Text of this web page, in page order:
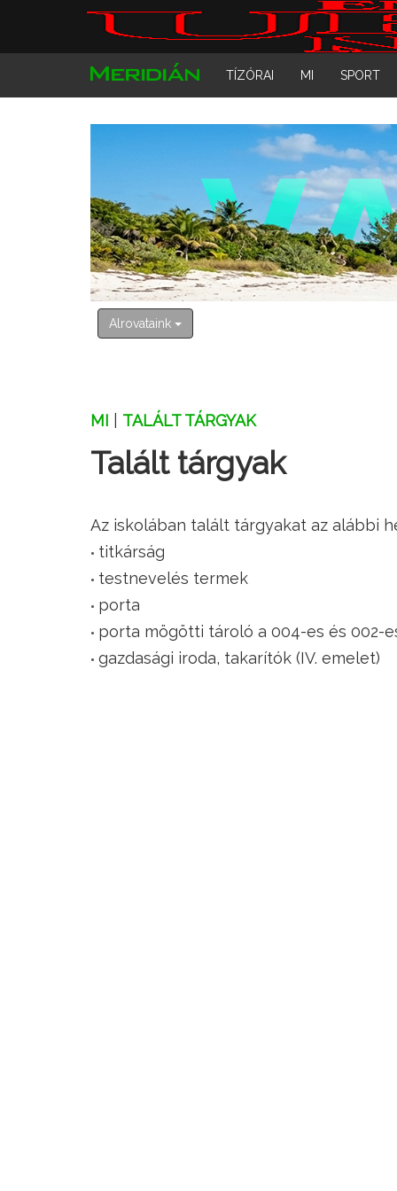
TÍZÓRAI MI SPORT
Alrovataink
MI TALÁLT TÁRGYAK
Talált tárgyak
Az iskolában talált tárgyakat az alábbi
titkárság
testnevelés termek
porta
porta mögötti tároló a 004-es és 002-
gazdasági iroda, takarítók (IV. emelet)